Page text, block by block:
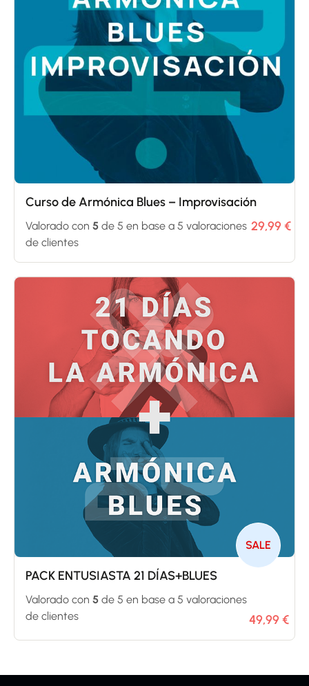
Curso de Armónica Blues – Improvisación
Valorado con 5 de 5 en base a 5 valoraciones
de clientes
29,99€
SALE
PACK ENTUSIASTA 21 DÍAS+BLUES
Valorado con 5 de 5 en base a 5 valoraciones
de clientes
49,99€